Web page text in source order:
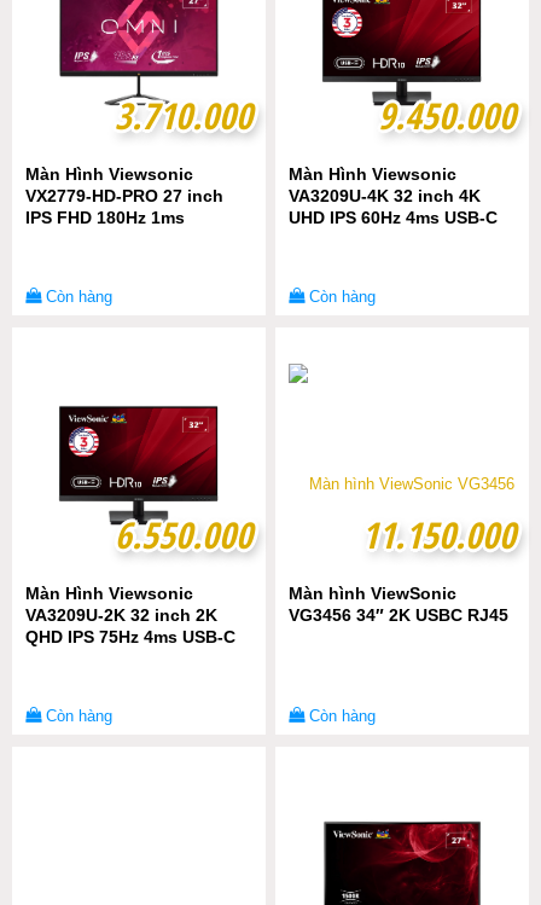
3.710.000
3.710.000
Màn Hình Viewsonic
VX2779-HD-PRO 27 inch
IPS FHD 180Hz 1ms
Còn hàng
9.450.000
9.450.000
Màn Hình Viewsonic
VA3209U-4K 32 inch 4K
UHD IPS 60Hz 4ms USB-C
Còn hàng
6.550.000
6.550.000
Màn Hình Viewsonic
VA3209U-2K 32 inch 2K
QHD IPS 75Hz 4ms USB-C
Còn hàng
11.150.000
11.150.000
Màn hình ViewSonic
VG3456 34″ 2K USBC RJ45
Còn hàng